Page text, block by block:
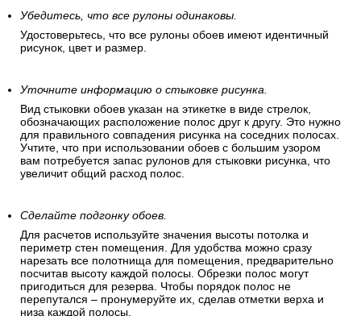
Убедитесь, что все рулоны одинаковы.
Удостоверьтесь, что все рулоны обоев имеют идентичный
рисунок, цвет и размер.
Уточните информацию о стыковке рисунка.
Вид стыковки обоев указан на этикетке в виде стрелок,
обозначающих расположение полос друг к другу. Это нужно
для правильного совпадения рисунка на соседних полосах.
Учтите, что при использовании обоев с большим узором
вам потребуется запас рулонов для стыковки рисунка, что
увеличит общий расход полос.
Сделайте подгонку обоев.
Для расчетов используйте значения высоты потолка и
периметр стен помещения. Для удобства можно сразу
нарезать все полотнища для помещения, предварительно
посчитав высоту каждой полосы. Обрезки полос могут
пригодиться для резерва. Чтобы порядок полос не
перепутался – пронумеруйте их, сделав отметки верха и
низа каждой полосы.